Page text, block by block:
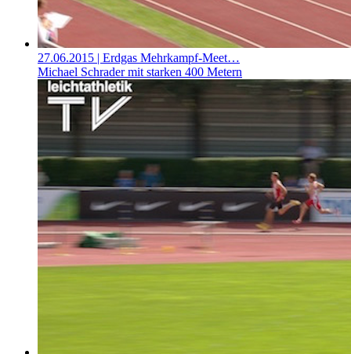
27.06.2015 | Erdgas Mehrkampf-Meet…
Michael Schrader mit starken 400 Metern